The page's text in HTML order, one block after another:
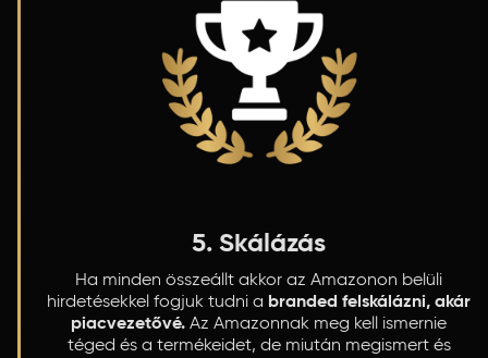
5. Skálázás
Ha minden összeállt akkor az Amazonon belüli
hirdetésekkel fogjuk tudni a branded felskálázni, akár
piacvezetővé. Az Amazonnak meg kell ismernie
téged és a termékeidet, de miután megismert és